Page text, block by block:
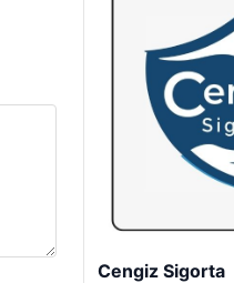
Hastaş Beton